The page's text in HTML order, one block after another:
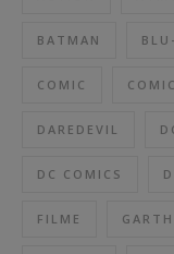
BATMAN
COMIC
DAREDEVIL
DC COMICS
FILME